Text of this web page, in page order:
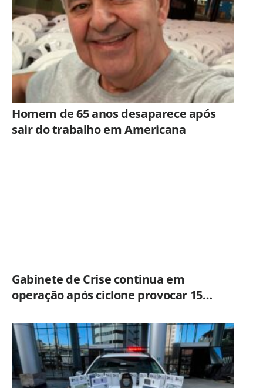
Homem de 65 anos desaparece após
sair do trabalho em Americana
Gabinete de Crise continua em
operação após ciclone provocar 15